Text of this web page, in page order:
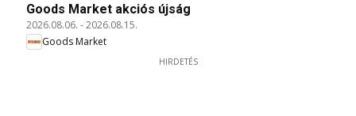
Goods Market akciós újság
2026.08.06. -2026.08.15.
Goods Market
HIRDETÉS